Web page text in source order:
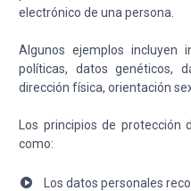
electrónico de una persona.
Algunos ejemplos incluyen
políticas, datos genéticos,
dirección física, orientación
Los principios de protección
como:
Los datos personales